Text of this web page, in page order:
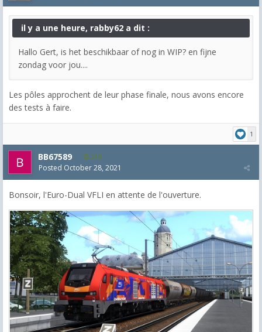
il y a une heure, rabby62 a dit :
Hallo Gert, is het beschikbaar of nog in WIP? en fijne
zondag voor jou....
Les pôles approchent de leur phase finale, nous avons encore
des tests à faire.
1
BB67589 219
Posted October 28, 2021
Bonsoir, l'Euro-Dual VFLI en attente de l'ouverture.